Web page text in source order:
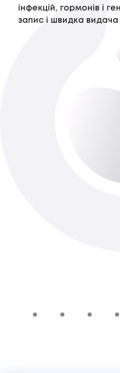
інфекцій, гормонів і
запис і швидка видача
Інші
Доступно з